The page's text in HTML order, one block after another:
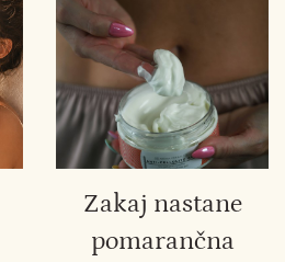
Zakaj nastane
pomarančna